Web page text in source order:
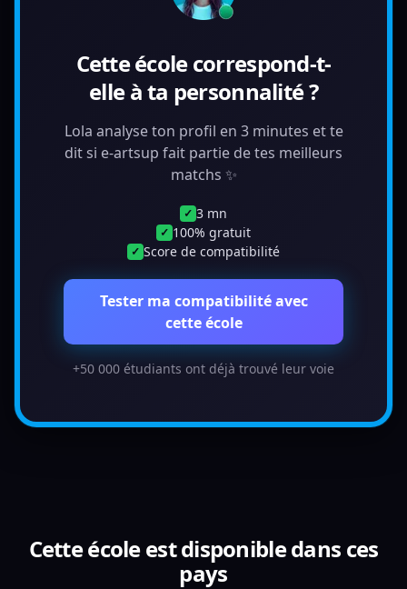
Cette école correspond-t-
elle à ta personnalité ?
Lola analyse ton profil en 3 minutes et te
dit si e-artsup fait partie de tes meilleurs
matchs ✨
✓ 3 mn
✓ 100% gratuit
✓ Score de compatibilité
Tester ma compatibilité avec
cette école
+50 000 étudiants ont déjà trouvé leur voie
Cette école est disponible dans ces
pays